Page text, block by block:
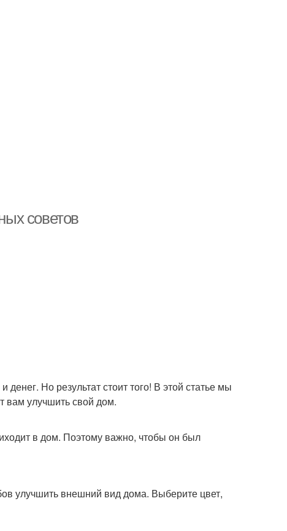
советов
Но результат стоит того! В этой статье мы
вам улучшить свой дом.
в дом. Поэтому важно, чтобы он был
улучшить внешний вид дома. Выберите цвет,